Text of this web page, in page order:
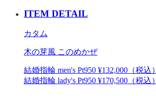
ITEM DETAIL
カタム
木の芽風 このめかぜ
結婚指輪 men's Pt950 ¥132,000（税込）
結婚指輪 lady's Pt950 ¥170,500（税込）